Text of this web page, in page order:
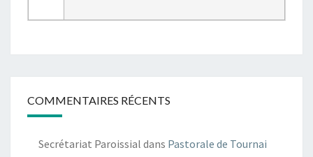
COMMENTAIRES RÉCENTS
Secrétariat Paroissial dans Pastorale de Tournai